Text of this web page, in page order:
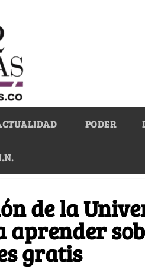
PODER
de la
aprender
gratis